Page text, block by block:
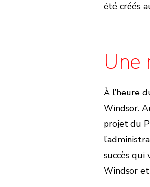
été créés
Une
À l’heure
Windsor.
projet du
succès qui
Windsor